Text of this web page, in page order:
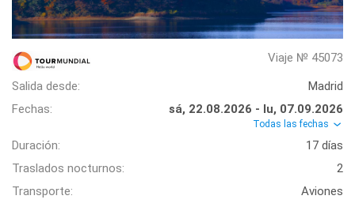
Viaje № 45073
Salida desde:
Madrid
Fechas:
sá, 22.08.2026 - lu, 07.09.2026
Todas las fechas
Duración:
17 días
Traslados nocturnos:
2
Transporte:
Aviones